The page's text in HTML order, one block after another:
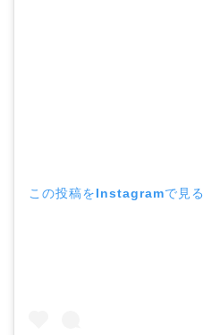
この投稿をInstagramで見る